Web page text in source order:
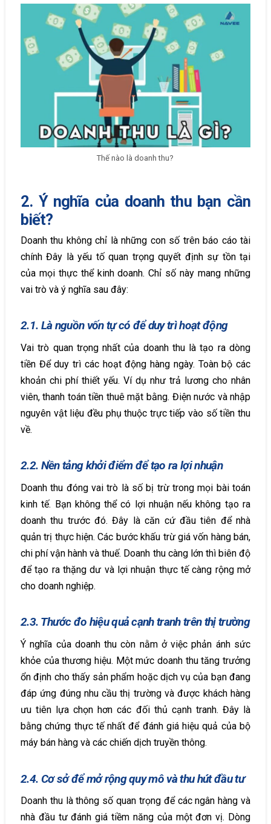
Thế nào là doanh thu?
2. Ý nghĩa của doanh thu bạn cần
biết?
Doanh thu không chỉ là những con số trên báo cáo tài
chính Đây là yếu tố quan trọng quyết định sự tồn tại
của mọi thực thể kinh doanh. Chỉ số này mang những
vai trò và ý nghĩa sau đây:
2.1. Là nguồn vốn tự có để duy trì hoạt động
Vai trò quan trọng nhất của doanh thu là tạo ra dòng
tiền Để duy trì các hoạt động hàng ngày. Toàn bộ các
khoản chi phí thiết yếu. Ví dụ như trả lương cho nhân
viên, thanh toán tiền thuê mặt bằng. Điện nước và nhập
nguyên vật liệu đều phụ thuộc trực tiếp vào số tiền thu
về.
2.2. Nền tảng khởi điểm để tạo ra lợi nhuận
Doanh thu đóng vai trò là số bị trừ trong mọi bài toán
kinh tế. Bạn không thể có lợi nhuận nếu không tạo ra
doanh thu trước đó. Đây là căn cứ đầu tiên để nhà
quản trị thực hiện. Các bước khấu trừ giá vốn hàng bán,
chi phí vận hành và thuế. Doanh thu càng lớn thì biên độ
để tạo ra thặng dư và lợi nhuận thực tế càng rộng mở
cho doanh nghiệp.
2.3. Thước đo hiệu quả cạnh tranh trên thị trường
Ý nghĩa của doanh thu còn nằm ở việc phản ánh sức
khỏe của thương hiệu. Một mức doanh thu tăng trưởng
ổn định cho thấy sản phẩm hoặc dịch vụ của bạn đang
đáp ứng đúng nhu cầu thị trường và được khách hàng
ưu tiên lựa chọn hơn các đối thủ cạnh tranh. Đây là
bằng chứng thực tế nhất để đánh giá hiệu quả của bộ
máy bán hàng và các chiến dịch truyền thông.
2.4. Cơ sở để mở rộng quy mô và thu hút đầu tư
Doanh thu là thông số quan trọng để các ngân hàng và
nhà đầu tư đánh giá tiềm năng của một đơn vị. Dòng